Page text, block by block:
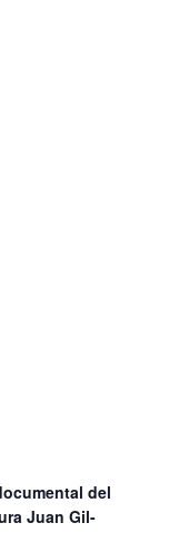
del
Juan Gil-